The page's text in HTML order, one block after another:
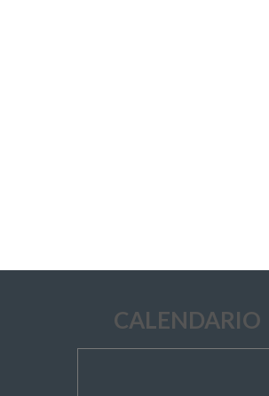
CALENDARIO